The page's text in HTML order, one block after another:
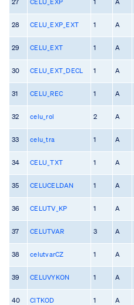
28 CELU_EXP_EXT 1 A
29 CELU_EXT 1 A
30 CELU_EXT_DECL 1 A
31 CELU_REC 1 A
32 celu_rol 2 A
33 celu_tra 1 A
34 CELU_TXT 1 A
35 CELUCELDAN 1 A
36 CELUTV_KP 1 A
37 CELUTVAR 3 A
38 celutvarCZ 1 A
39 CELUVYKON 1 A
40 CITKOD 1 A